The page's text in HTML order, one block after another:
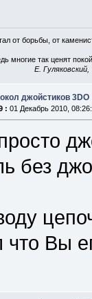
от борьбы, от
многие так ценят
E.
джойстиков 3DO
: 01 Декабрь 2010,
без
Вы